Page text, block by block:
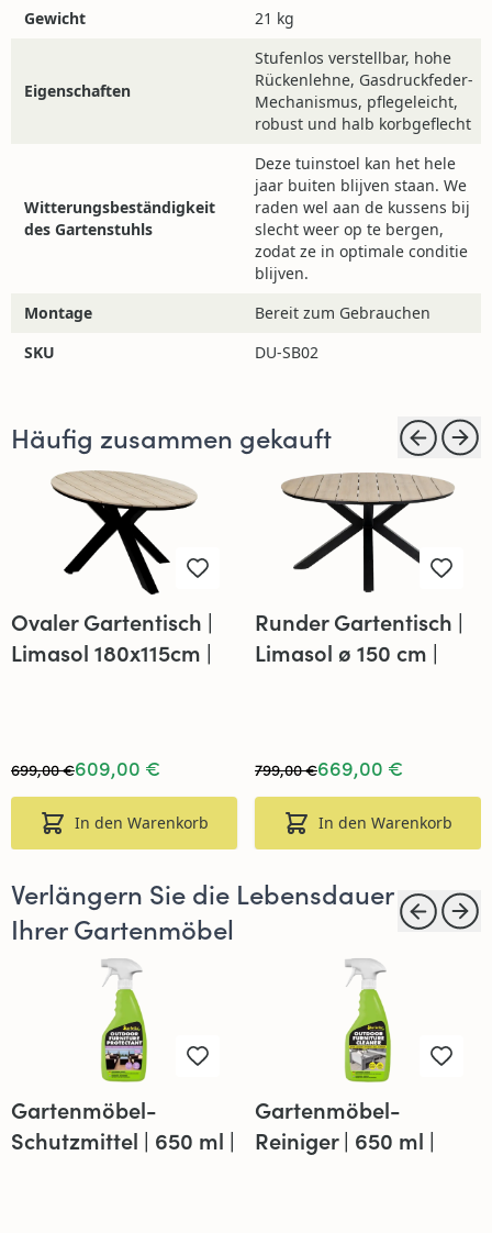
Gewicht 21 kg
Eigenschaften
Stufenlos verstellbar, hohe
Rückenlehne, Gasdruckfeder-
Mechanismus, pflegeleicht,
robust und halb korbgeflecht
Witterungsbeständigkeit
des Gartenstuhls
Deze tuinstoel kan het hele
jaar buiten blijven staan. We
raden wel aan de kussens bij
slecht weer op te bergen,
zodat ze in optimale conditie
blijven.
Montage
Bereit zum Gebrauchen
SKU
DU-SB02
Häufig zusammen gekauft
Ovaler Gartentisch |
Limasol 180x115cm |
609,00 €
699,00 €
In den Warenkorb
Runder Gartentisch |
Limasol ø 150 cm |
669,00 €
799,00 €
In den Warenkorb
Verlängern Sie die Lebensdauer
Ihrer Gartenmöbel
Gartenmöbel-
Schutzmittel | 650 ml |
Gartenmöbel-
Reiniger | 650 ml |